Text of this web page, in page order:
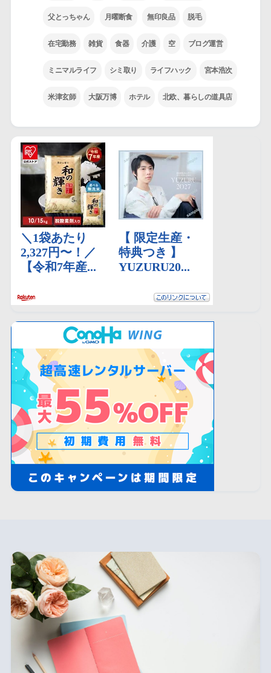
父とっちゃん 月曜断食 無印良品 脱毛
在宅勤務 雑貨 食器 介護 空 ブログ運営
ミニマルライフ シミ取り ライフハック 宮本浩次
米津玄師 大阪万博 ホテル 北欧、暮らしの道具店